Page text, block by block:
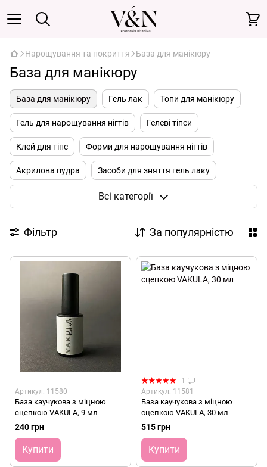
Нарощування та покриття База для манікюру
База для манікюру
База для манікюру Гель лак Топи для манікюру
Гель для нарощування нігтів Гелеві тіпси
Клей для тіпс Форми для нарощування нігтів
Акрилова пудра Засоби для зняття гель лаку
Засоби для підготовки нігтів Лаки для нігтів
Всі категорії
Фільтр За популярністю
Артикул: 11580
База каучукова з міцною
сцепкою VAKULA, 9 мл
240 грн
Купити
1
Артикул: 11581
База каучукова з міцною
сцепкою VAKULA, 30 мл
515 грн
Купити